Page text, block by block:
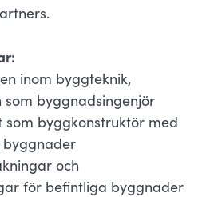
inom byggteknik,
byggnadsingenjör
byggkonstruktör med
och
för befintliga byggnader